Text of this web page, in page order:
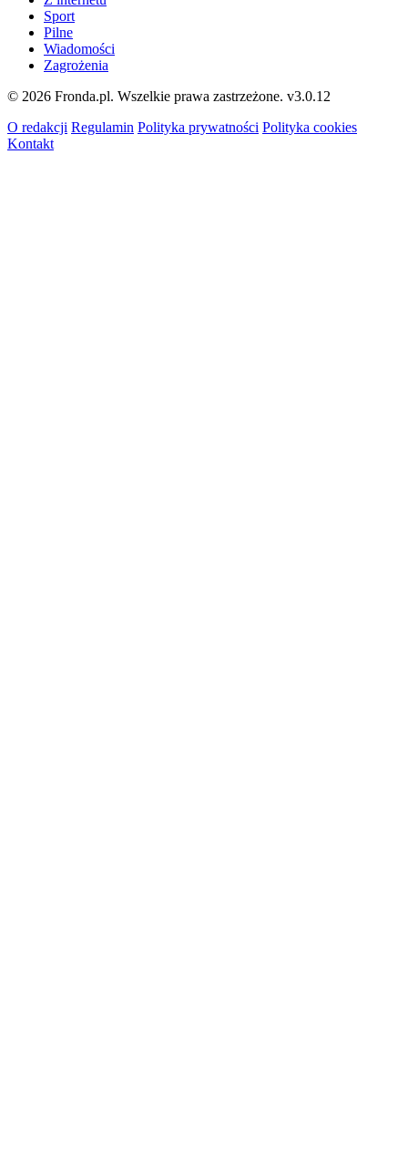
Sport
Pilne
Wiadomości
Zagrożenia
© 2026 Fronda.pl. Wszelkie prawa zastrzeżone. v3.0.12
O redakcji Regulamin Polityka prywatności Polityka cookies
Kontakt